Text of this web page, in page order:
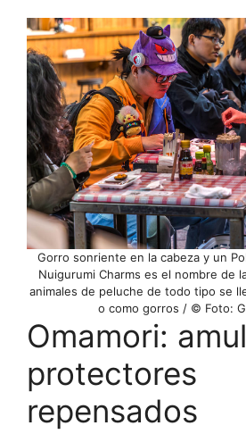
Gorro sonriente en la cabeza y un
Nuigurumi Charms es el nombre de
animales de peluche de todo tipo se
o como gorros / © Foto:
Omamori:
protectores
repensados